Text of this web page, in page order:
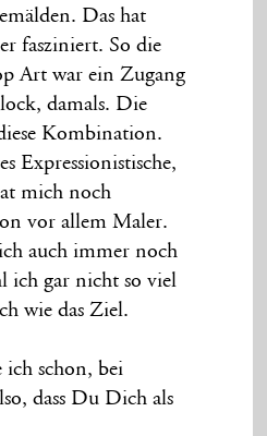
Das hat
fasziniert. So die
Art war ein Zugang
damals. Die
Kombination.
Expressionistische,
mich noch
vor allem Maler.
auch immer noch
ich gar nicht so viel
wie das Ziel.
ich schon, bei
dass Du Dich als